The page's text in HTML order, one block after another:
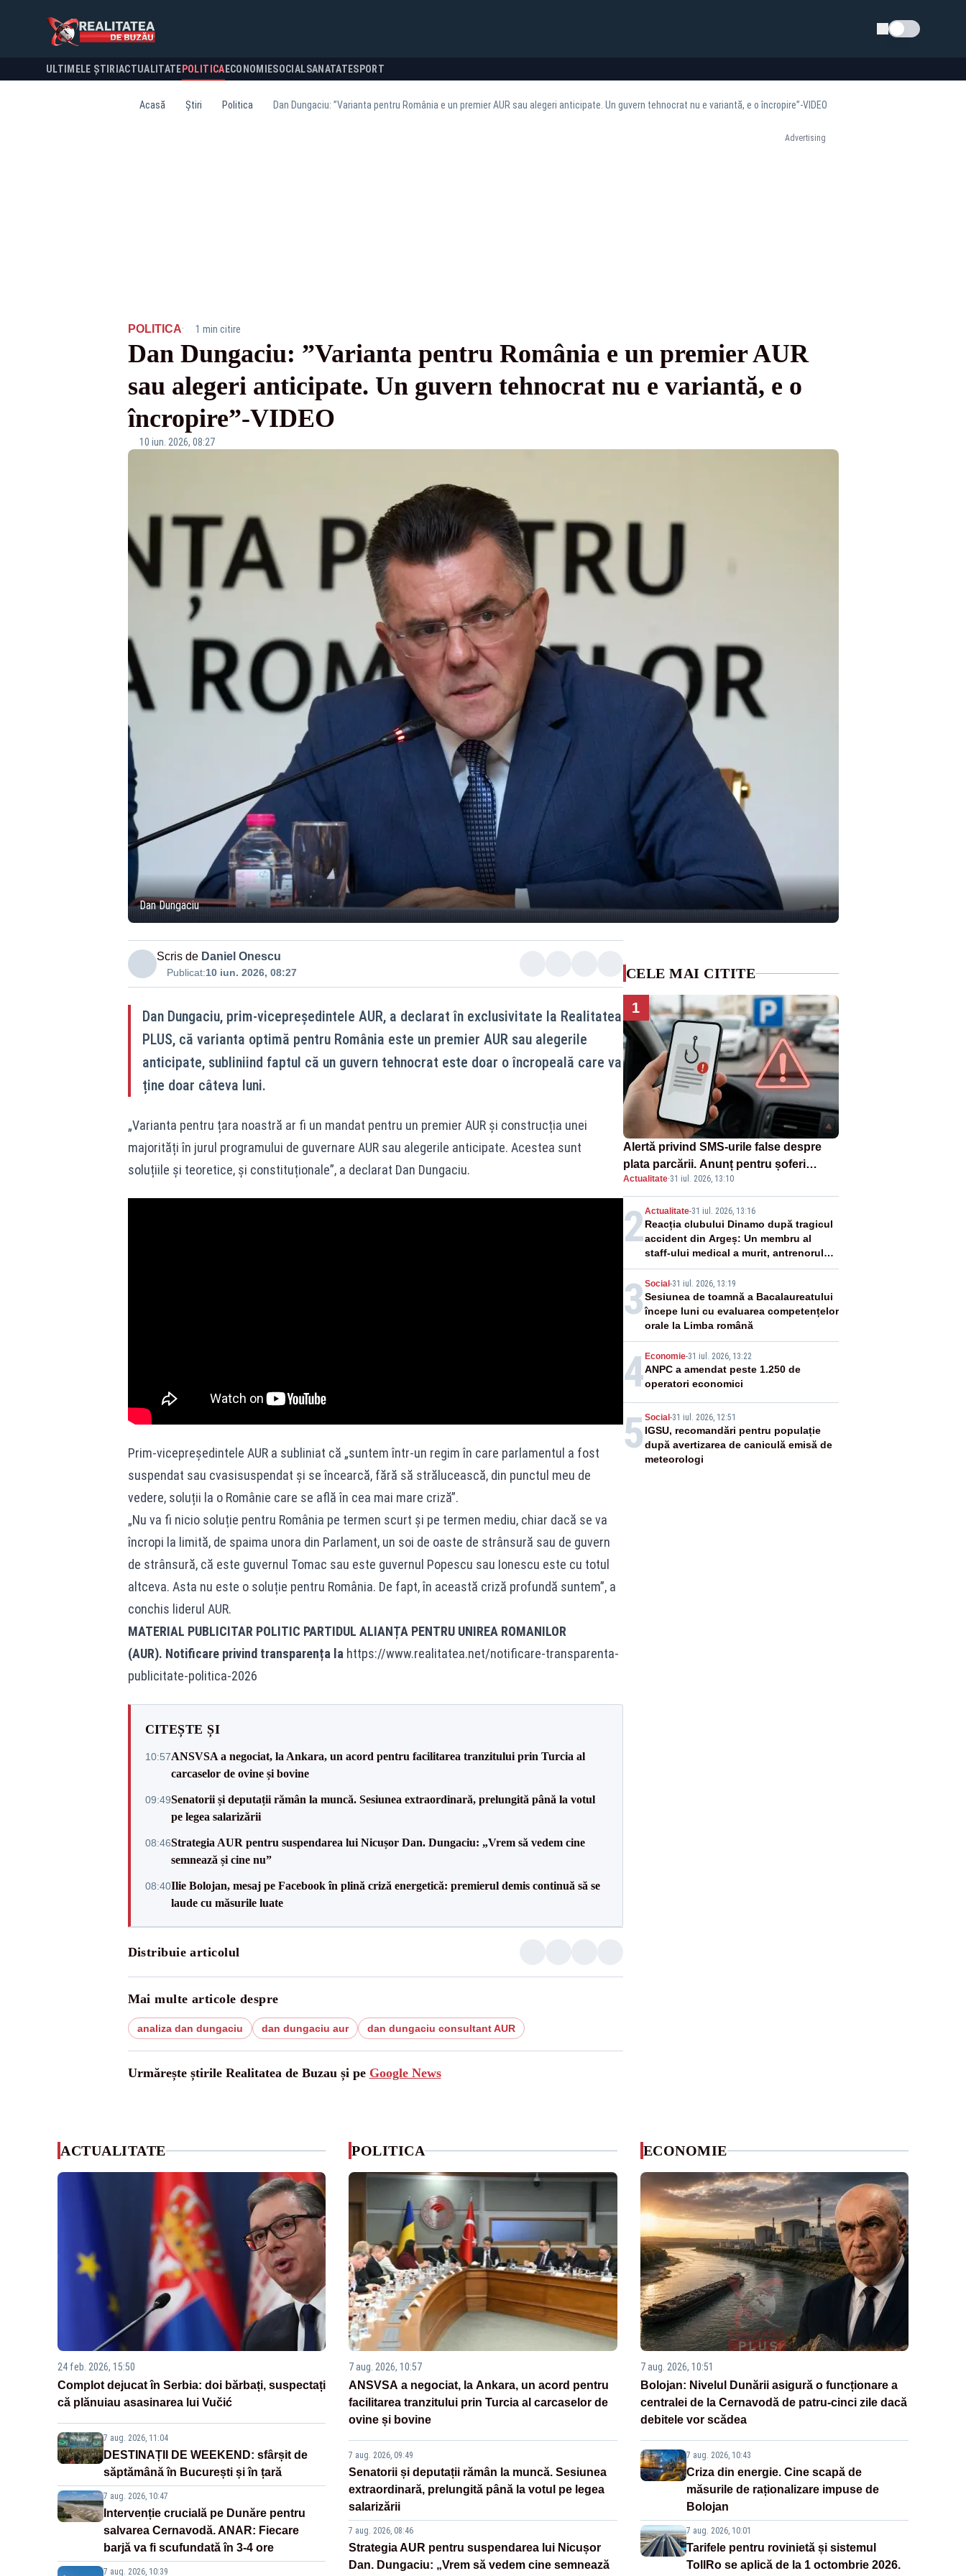
Schimba tema
ULTIMELE ȘTIRI ACTUALITATE POLITICA ECONOMIESOCIALSANATATESPORT
Acasă Știri Politica Dan Dungaciu: ”Varianta pentru România e un premier AUR sau alegeri anticipate. Un guvern tehnocrat nu e variantă, e o încropire”-VIDEO
Advertising
POLITICA· 1 min citire
Dan Dungaciu: ”Varianta pentru România e un premier AUR
sau alegeri anticipate. Un guvern tehnocrat nu e variantă, e o
încropire”-VIDEO
10 iun. 2026, 08:27
Dan Dungaciu
Scris de Daniel Onescu
Publicat:10 iun. 2026, 08:27
Dan Dungaciu, prim-vicepreședintele AUR, a declarat în exclusivitate la Realitatea
PLUS, că varianta optimă pentru România este un premier AUR sau alegerile
anticipate, subliniind faptul că un guvern tehnocrat este doar o încropeală care va
ține doar câteva luni.
„Varianta pentru țara noastră ar fi un mandat pentru un premier AUR și construcția unei
majorități în jurul programului de guvernare AUR sau alegerile anticipate. Acestea sunt
soluțiile și teoretice, și constituționale”, a declarat Dan Dungaciu.
Prim-vicepreședintele AUR a subliniat că „suntem într-un regim în care parlamentul a fost
suspendat sau cvasisuspendat și se încearcă, fără să strălucească, din punctul meu de
vedere, soluții la o Românie care se află în cea mai mare criză”.
„Nu va fi nicio soluție pentru România pe termen scurt și pe termen mediu, chiar dacă se va
încropi la limită, de spaima unora din Parlament, un soi de oaste de strânsură sau de guvern
de strânsură, că este guvernul Tomac sau este guvernul Popescu sau Ionescu este cu totul
altceva. Asta nu este o soluție pentru România. De fapt, în această criză profundă suntem”, a
conchis liderul AUR.
MATERIAL PUBLICITAR POLITIC PARTIDUL ALIANȚA PENTRU UNIREA ROMANILOR
(AUR). Notificare privind transparența la https://www.realitatea.net/notificare-transparenta-
publicitate-politica-2026
CITEȘTE ȘI
10:57ANSVSA a negociat, la Ankara, un acord pentru facilitarea tranzitului prin Turcia al
carcaselor de ovine și bovine
09:49Senatorii și deputații rămân la muncă. Sesiunea extraordinară, prelungită până la votul
pe legea salarizării
08:46Strategia AUR pentru suspendarea lui Nicușor Dan. Dungaciu: „Vrem să vedem cine
semnează și cine nu”
08:40Ilie Bolojan, mesaj pe Facebook în plină criză energetică: premierul demis continuă să se
laude cu măsurile luate
Distribuie articolul
Mai multe articole despre
analiza dan dungaciu dan dungaciu aur dan dungaciu consultant AUR
Urmărește știrile Realitatea de Buzau și pe Google News
CELE MAI CITITE
1
Alertă privind SMS-urile false despre
plata parcării. Anunț pentru șoferi
asupra unei noi metode de fraudă
online
Actualitate·31 iul. 2026, 13:10
2Actualitate-31 iul. 2026, 13:16
Reacția clubului Dinamo după tragicul
accident din Argeș: Un membru al
staff-ului medical a murit, antrenorul
Adrian Ropotan este în spital
3 Social -31 iul. 2026, 13:19
Sesiunea de toamnă a Bacalaureatului
începe luni cu evaluarea competențelor
orale la Limba română
4 Economie-31 iul. 2026, 13:22
ANPC a amendat peste 1.250 de
operatori economici
5 Social -31 iul. 2026, 12:51
IGSU, recomandări pentru populație
după avertizarea de caniculă emisă de
meteorologi
ACTUALITATE
24 feb. 2026, 15:50
Complot dejucat în Serbia: doi bărbați, suspectați
că plănuiau asasinarea lui Vučić
7 aug. 2026, 11:04
DESTINAȚII DE WEEKEND: sfârșit de
săptămână în București și în țară
7 aug. 2026, 10:47
Intervenție crucială pe Dunăre pentru
salvarea Cernavodă. ANAR: Fiecare
barjă va fi scufundată în 3-4 ore
7 aug. 2026, 10:39
POLITICA
7 aug. 2026, 10:57
ANSVSA a negociat, la Ankara, un acord pentru
facilitarea tranzitului prin Turcia al carcaselor de
ovine și bovine
7 aug. 2026, 09:49
Senatorii și deputații rămân la muncă. Sesiunea
extraordinară, prelungită până la votul pe legea
salarizării
7 aug. 2026, 08:46
Strategia AUR pentru suspendarea lui Nicușor
Dan. Dungaciu: „Vrem să vedem cine semnează
ECONOMIE
7 aug. 2026, 10:51
Bolojan: Nivelul Dunării asigură o funcționare a
centralei de la Cernavodă de patru-cinci zile dacă
debitele vor scădea
7 aug. 2026, 10:43
Criza din energie. Cine scapă de
măsurile de raționalizare impuse de
Bolojan
7 aug. 2026, 10:01
Tarifele pentru rovinietă și sistemul
TollRo se aplică de la 1 octombrie 2026.